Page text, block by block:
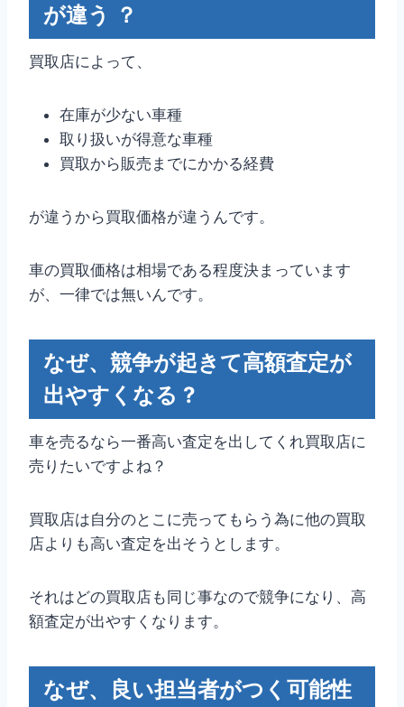
が違う ？
買取店によって、
在庫が少ない車種
取り扱いが得意な車種
買取から販売までにかかる経費
が違うから買取価格が違うんです。
車の買取価格は相場である程度決まっています
が、一律では無いんです。
なぜ、競争が起きて高額査定が
出やすくなる ?
車を売るなら一番高い査定を出してくれ買取店に
売りたいですよね？
買取店は自分のとこに売ってもらう為に他の買取
店よりも高い査定を出そうとします。
それはどの買取店も同じ事なので競争になり、高
額査定が出やすくなります。
なぜ、良い担当者がつく可能性